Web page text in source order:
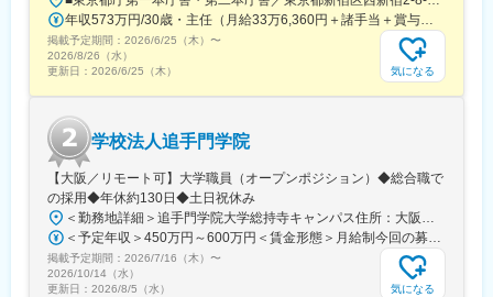
年収573万円/30歳・主任（月給33万6,360円＋諸手当＋賞与） 年収694万円/35歳・課長代理（月給40万3,560円＋諸手当＋賞与）
掲載予定期間： 2026/6/25（木） 〜
2026/8/26（水）
更新日： 2026/6/25（木） 気になる
学校法人追手門学院
【大阪／リモート可】大学職員（オープンポジション）◆総合職で
の採用◆年休約130日◆土日祝休み
＜勤務地詳細＞追手門学院大学総持寺キャンパス住所：大阪府茨木市太田東芝町1-1 受動喫煙対策：屋内全面禁煙変更の範囲：会社の定める事業所
＜予定年収＞450万円～600万円＜賃金形態＞月給制今回の募集における初年度の最低保証額です。経験年数によって決定します。＜賃金内訳＞月額（基本給）：262,900円～328,700円＜月給＞262,900円～328,700円＜昇給有無＞有＜残業手当＞有＜給与補足＞年収は賞与込(※残業代は含まれていません。)賞与は今年度実績で年間5ヶ月分支給されています。賃金はあくまでも目安の金額であり、選考を通じて上下する可能性があります。月給(月額)は固定手当を含めた表記です。
掲載予定期間： 2026/7/16（木） 〜
2026/10/14（水）
更新日： 2026/8/5（水） 気になる